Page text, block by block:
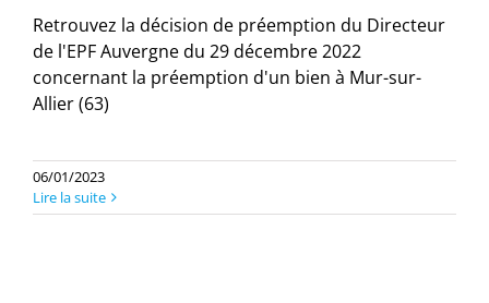
Retrouvez la décision de préemption du Directeur
de l'EPF Auvergne du 29 décembre 2022
concernant la préemption d'un bien à Mur-sur-
Allier (63)
06/01/2023
Lire la suite